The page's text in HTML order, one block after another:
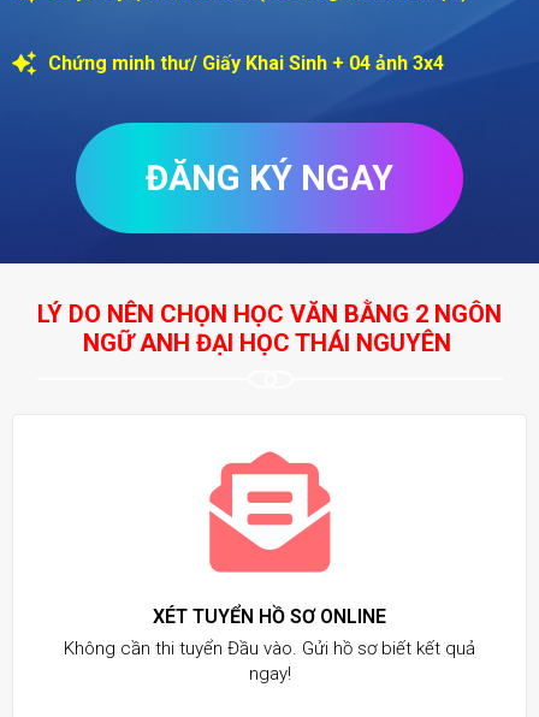
Chứng minh thư/ Giấy Khai Sinh + 04 ảnh 3x4
ĐĂNG KÝ NGAY
LÝ DO NÊN CHỌN HỌC VĂN BẰNG 2 NGÔN
NGỮ ANH ĐẠI HỌC THÁI NGUYÊN
XÉT TUYỂN HỒ SƠ ONLINE
Không cần thi tuyển Đầu vào. Gửi hồ sơ biết kết quả
ngay!